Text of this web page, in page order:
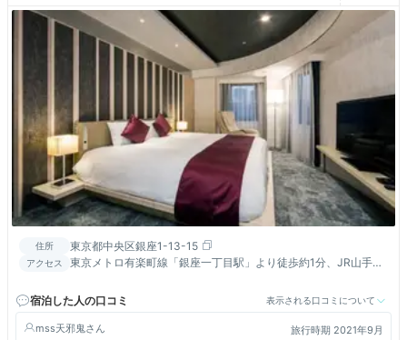
住所 東京都中央区銀座1-13-15
アクセス
東京メトロ有楽町線「銀座一丁目駅」より徒歩約1分、JR山手線
宿泊した人の口コミ
表示される口コミについて
mss天邪鬼 旅行時期 2021年9月